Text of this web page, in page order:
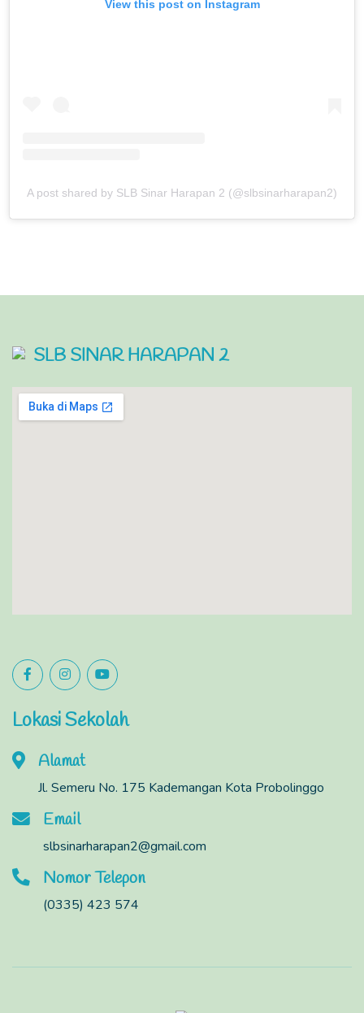
View this post on Instagram
A post shared by SLB Sinar Harapan 2 (@slbsinarharapan2)
SLB SINAR HARAPAN 2
Lokasi Sekolah
Alamat
Jl. Semeru No. 175 Kademangan Kota Probolinggo
Email
slbsinarharapan2@gmail.com
Nomor Telepon
(0335) 423 574